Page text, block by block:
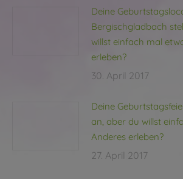
Deine
Bergischgladbach
willst einfach mal
erleben?
30. April 2017
Deine
an, aber du willst
Anderes erleben?
27. April 2017